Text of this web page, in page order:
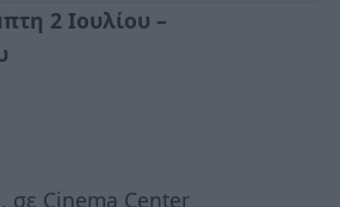
2 Ιουλίου –
, σε Cinema Center